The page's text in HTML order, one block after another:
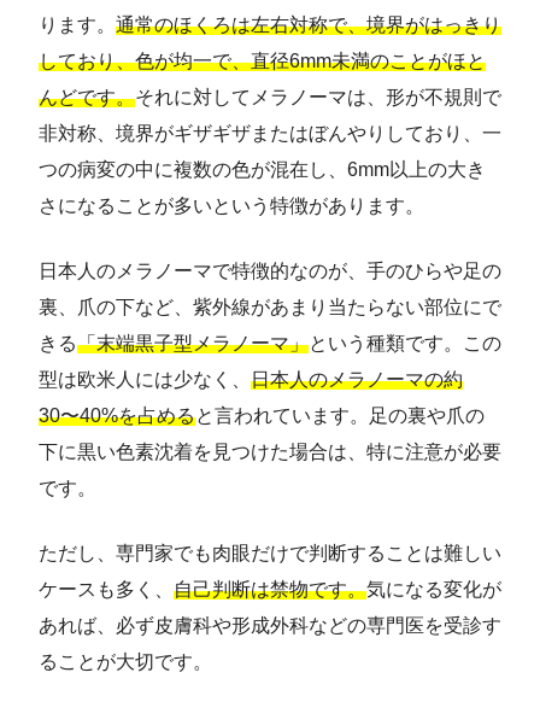
ります。 通常のほくろは左右対称で、境界がはっきり
しており、色が均一で、直径6mm未満のことがほと
んどです。それに対してメラノーマは、形が不規則で
非対称、境界がギザギザまたはぼんやりしており、一
つの病変の中に複数の色が混在し、6mm以上の大き
さになることが多いという特徴があります。
日本人のメラノーマで特徴的なのが、手のひらや足の
裏、爪の下など、紫外線があまり当たらない部位にで
きる「末端黒子型メラノーマ」という種類です。この
型は欧米人には少なく、 日本人のメラノーマの約
30〜40%を占めると言われています。足の裏や爪の
下に黒い色素沈着を見つけた場合は、特に注意が必要
です。
ただし、専門家でも肉眼だけで判断することは難しい
ケースも多く、 自己判断は禁物です。気になる変化が
あれば、必ず皮膚科や形成外科などの専門医を受診す
ることが大切です。